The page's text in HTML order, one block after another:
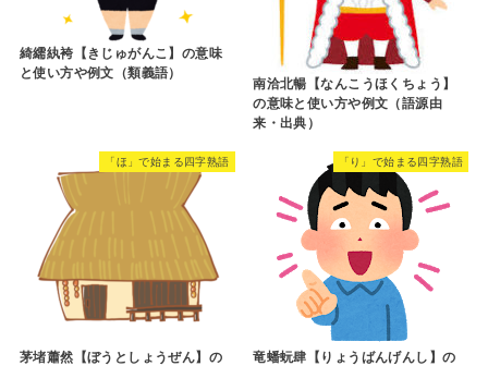
綺繻紈袴【きじゅがんこ】の意味
と使い方や例文（類義語）
南洽北暢【なんこうほくちょう】
の意味と使い方や例文（語源由
来・出典）
「ほ」で始まる四字熟語
茅堵蕭然【ぼうとしょうぜん】の
「り」で始まる四字熟語
竜蟠蚖肆【りょうばんげんし】の